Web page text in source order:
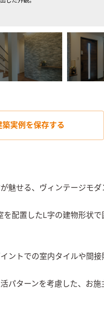
築実例を保存する
魅せる、ヴィンテージモダ
配置したⅬ字の建物形状
ントでの室内タイルや間接
パターンを考慮した、お施